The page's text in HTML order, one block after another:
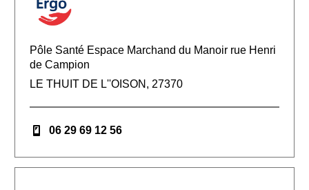
Pôle Santé Espace Marchand du Manoir rue Henri
de Campion
LE THUIT DE L''OISON, 27370
06 29 69 12 56